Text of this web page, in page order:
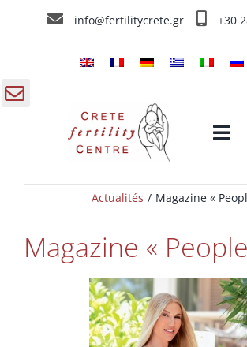
info@fertilitycrete.gr +30
Centre de Fécondation de Crête
Traitements de fecondation
Actualités Magazine «
Magazine «